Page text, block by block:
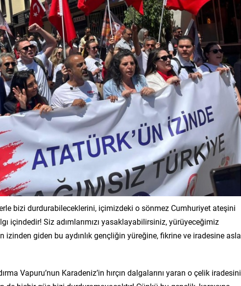
bizi durdurabileceklerini, içimizdeki o sönmez Cumhuriyet ateşini
içindedir! Siz adımlarımızı yasaklayabilirsiniz, yürüyeceğimiz
izinden giden bu aydınlık gençliğin yüreğine, fikrine ve iradesine asla
Vapuru’nun Karadeniz’in hırçın dalgalarını yaran o çelik iradesini